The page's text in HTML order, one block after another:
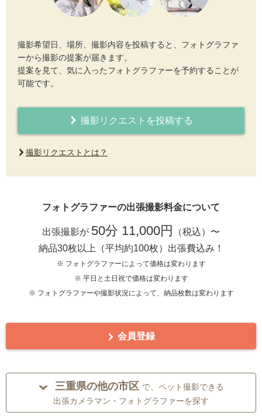
撮影希望日、場所、撮影内容を投稿すると、フォトグラファ
ーから撮影の提案が届きます。
提案を見て、気に入ったフォトグラファーを予約することが
可能です。
撮影リクエストを投稿する
撮影リクエストとは？
フォトグラファーの出張撮影料金について
出張撮影が 50分 11,000円
（税込）〜
納品30枚以上（平均約100枚）出張費込み！
※ フォトグラファーによって価格は変わります
※ 平日と土日祝で価格は変わります
※ フォトグラファーや撮影状況によって、納品枚数は変わります
会員登録
三重県の他の市区 で、ペット撮影できる
出張カメラマン・フォトグラファーを探す